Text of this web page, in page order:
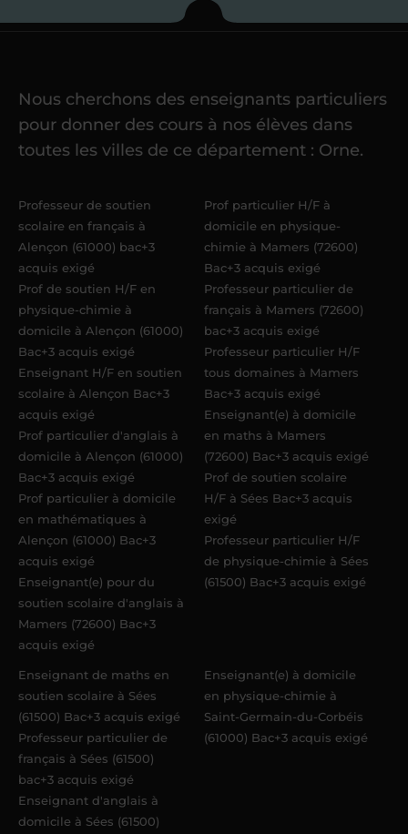
Je commence mes
Une fois ma candidature validée,mon
référent me confie mes premiers
élèvesdans un délai de6 jours
Acadomia.
Nous cherchons des enseignants particuliers
pour donner des cours à nos élèves dans
toutes les villes de ce département : Orne.
Professeur de soutien
scolaire en français à
Alençon (61000) bac+3
acquis exigé
Prof de soutien H/F en
physique-chimie à
domicile à Alençon (61000)
Bac+3 acquis exigé
Enseignant H/F en soutien
scolaire à Alençon Bac+3
acquis exigé
Prof particulier d'anglais à
domicile à Alençon (61000)
Bac+3 acquis exigé
Prof particulier à domicile
en mathématiques à
Alençon (61000) Bac+3
acquis exigé
Enseignant(e) pour du
soutien scolaire d'anglais à
Mamers (72600) Bac+3
acquis exigé
Prof particulier H/F à
domicile en physique-
chimie à Mamers (72600)
Bac+3 acquis exigé
Professeur particulier de
français à Mamers (72600)
bac+3 acquis exigé
Professeur particulier H/F
tous domaines à Mamers
Bac+3 acquis exigé
Enseignant(e) à domicile
en maths à Mamers
(72600) Bac+3 acquis exigé
Prof de soutien scolaire
H/F à Sées Bac+3 acquis
exigé
Professeur particulier H/F
de physique-chimie à Sées
(61500) Bac+3 acquis exigé
Enseignant de maths en
soutien scolaire à Sées
(61500) Bac+3 acquis exigé
Professeur particulier de
français à Sées (61500)
bac+3 acquis exigé
Enseignant d'anglais à
domicile à Sées (61500)
Enseignant(e) à domicile
en physique-chimie à
Saint-Germain-du-Corbéis
(61000) Bac+3 acquis exigé